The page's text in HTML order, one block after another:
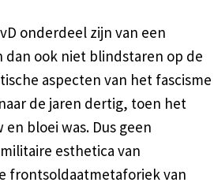
onderdeel zijn van een
dan ook niet blindstaren op de
aspecten van het fascisme
de jaren dertig, toen het
bloei was. Dus geen
esthetica van
frontsoldaatmetaforiek van